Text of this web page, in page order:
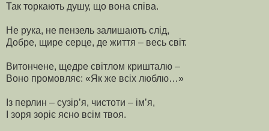
Так торкають душу, що вона співа.
Не рука, не пензель залишають слід,
Добре, щире серце, де життя – весь світ.
Витончене, щедре світлом кришталю –
Воно промовляє: «Як же всіх люблю…»
Із перлин – сузір’я, чистоти – ім’я,
І зоря зоріє ясно всім твоя.